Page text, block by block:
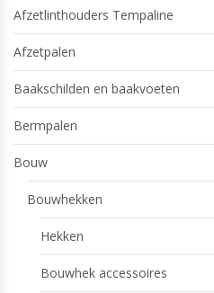
Afzetlinthouders Tempaline
Afzetpalen
Baakschilden en baakvoeten
Bermpalen
Bouw
Bouwhekken
Hekken
Bouwhek accessoires